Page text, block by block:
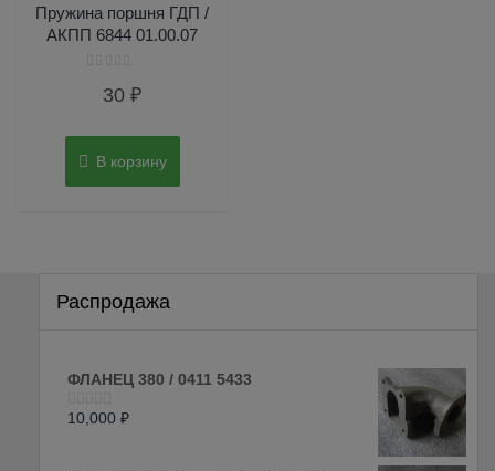
Пружина поршня ГДП /
АКПП 6844 01.00.07
30₽
В корзину
Распродажа
ФЛАНЕЦ 380 / 0411 5433
Оценка
10,000 ₽